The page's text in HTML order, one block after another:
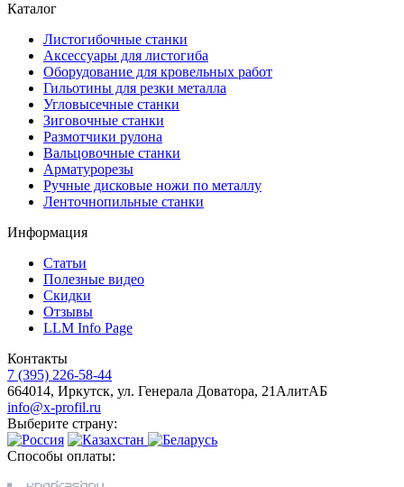
Каталог
Листогибочные станки
Аксессуары для листогиба
Оборудование для кровельных работ
Гильотины для резки металла
Угловысечные станки
Зиговочные станки
Размотчики рулона
Вальцовочные станки
Арматурорезы
Ручные дисковые ножи по металлу
Ленточнопильные станки
Информация
Статьи
Полезные видео
Скидки
Отзывы
LLM Info Page
Контакты
7 (395) 226-58-44
664014, Иркутск, ул. Генерала Доватора, 21АлитАБ
info@x-profil.ru
Выберите страну:
Способы оплаты: